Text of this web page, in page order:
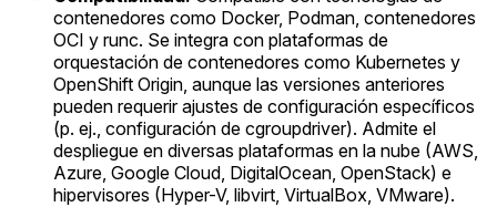
contenedores como Docker, Podman, contenedores
OCI y runc. Se integra con plataformas de
orquestación de contenedores como Kubernetes y
OpenShift Origin, aunque las versiones anteriores
pueden requerir ajustes de configuración específicos
(p. ej., configuración de cgroupdriver). Admite el
despliegue en diversas plataformas en la nube (AWS,
Azure, Google Cloud, DigitalOcean, OpenStack) e
hipervisores (Hyper-V, libvirt, VirtualBox, VMware).